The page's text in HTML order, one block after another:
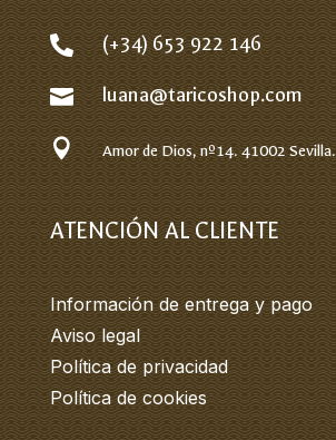
 (+34) 653 922 146
 luana@taricoshop.com
 Amor de Dios, nº14.41002 Sevilla.
ATENCIÓN AL CLIENTE
Información de entrega y pago
Aviso legal
Política de privacidad
Política de cookies